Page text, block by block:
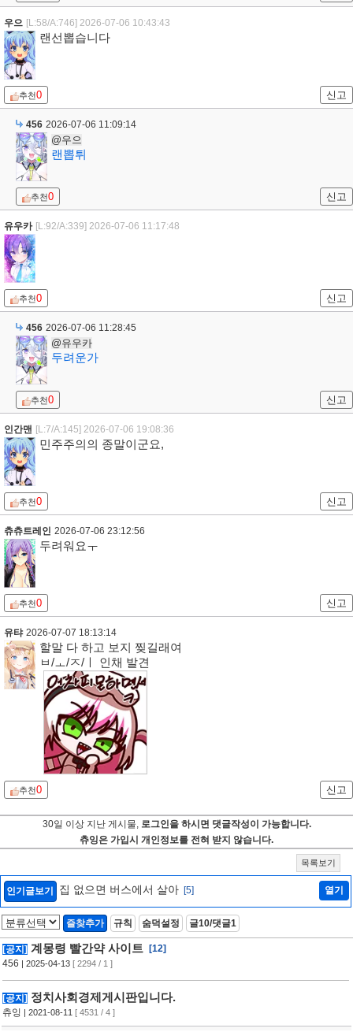
우으 [L:58/A:746] 2026-07-06 10:43:43
랜선뽑습니다
추천0 신고
456 2026-07-06 11:09:14
@우으
랜뽑튀
추천0 신고
유우카 [L:92/A:339] 2026-07-06 11:17:48
추천0 신고
456 2026-07-06 11:28:45
@유우카
두려운가
추천0 신고
인간맨 [L:7/A:145] 2026-07-06 19:08:36
민주주의의 종말이군요,
추천0 신고
츄츄트레인 2026-07-06 23:12:56
두려워요ㅜ
추천0 신고
유탸 2026-07-07 18:13:14
할말 다 하고 보지 찢길래여
ㅂ/ㅗ/ㅈ/ㅣ 인채 발견
추천0 신고
30일 이상 지난 게시물, 로그인을 하시면 댓글작성이 가능합니다.
츄잉은 가입시 개인정보를 전혀 받지 않습니다.
목록보기
인기글보기 집 없으면 버스에서 살아 [5] 열기
즐찾추가 규칙 숨덕설정 글10/댓글1
[공지] 계몽령 빨간약 사이트
[12]
456 | 2025-04-13 [ 2294 / 1 ]
[공지] 정치사회경제게시판입니다.
츄잉 | 2021-08-11 [ 4531 / 4 ]